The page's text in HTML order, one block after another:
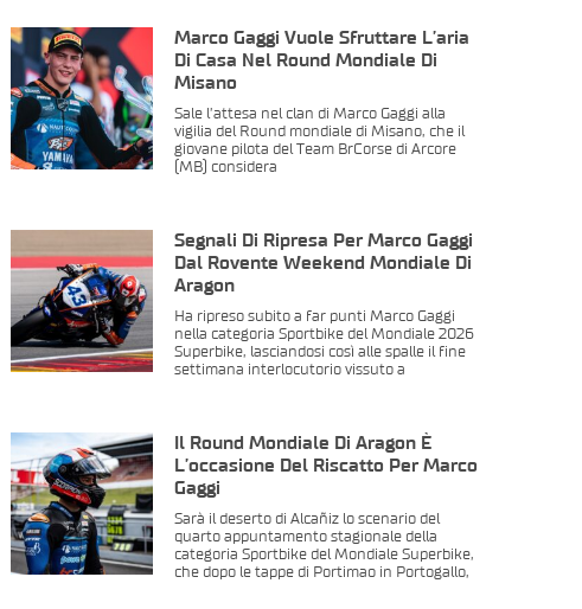
Marco Gaggi Vuole Sfruttare L’aria
Di Casa Nel Round Mondiale Di
Misano
Sale l’attesa nel clan di Marco Gaggi alla
vigilia del Round mondiale di Misano, che il
giovane pilota del Team BrCorse di Arcore
(MB) considera
Segnali Di Ripresa Per Marco Gaggi
Dal Rovente Weekend Mondiale Di
Aragon
Ha ripreso subito a far punti Marco Gaggi
nella categoria Sportbike del Mondiale 2026
Superbike, lasciandosi così alle spalle il fine
settimana interlocutorio vissuto a
Il Round Mondiale Di Aragon È
L’occasione Del Riscatto Per Marco
Gaggi
Sarà il deserto di Alcañiz lo scenario del
quarto appuntamento stagionale della
categoria Sportbike del Mondiale Superbike,
che dopo le tappe di Portimao in Portogallo,